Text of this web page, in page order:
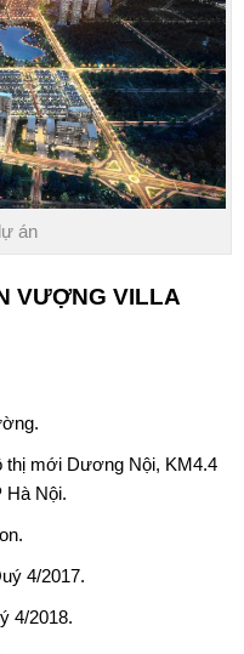
án
VƯỢNG VILLA
thị mới Dương Nội, KM4.4
Hà Nội.
4/2017.
4/2018.